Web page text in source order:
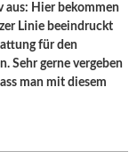
aus: Hier bekommen
Linie beeindruckt
für den
Sehr gerne vergeben
man mit diesem